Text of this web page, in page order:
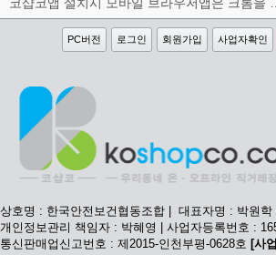
PC버전 로그인 회원가입 사업자확인
상호명 : 한국안전보건협동조합 | 대표자명 : 박원학
개인정보관리 책임자 : 박혜영 | 사업자등록번호 :
통신판매업신고번호 : 제2015-인천부평-0628호 [사